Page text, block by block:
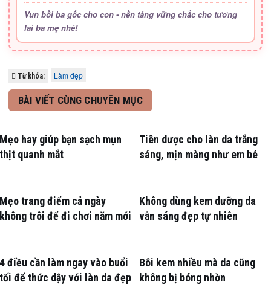
Vun bồi ba gốc cho con - nền tảng vững chắc cho tương
lai ba mẹ nhé!
Từ khóa: Làm đẹp
BÀI VIẾT CÙNG CHUYÊN MỤC
Mẹo hay giúp bạn sạch mụn
thịt quanh mắt
Tiên dược cho làn da trắng
sáng, mịn màng như em bé
Mẹo trang điểm cả ngày
không trôi để đi chơi năm mới
Không dùng kem dưỡng da
vẫn sáng đẹp tự nhiên
4 điều cần làm ngay vào buổi
tối để thức dậy với làn da đẹp
Bôi kem nhiều mà da cũng
không bị bóng nhờn